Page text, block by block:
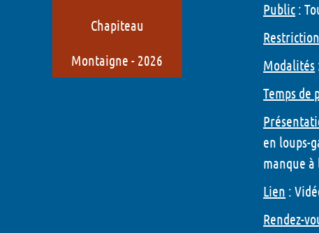
Chapiteau
Montaigne - 2026
Public :
Modalités
Temps de
en loups-
manque
Lien :
Rendez-